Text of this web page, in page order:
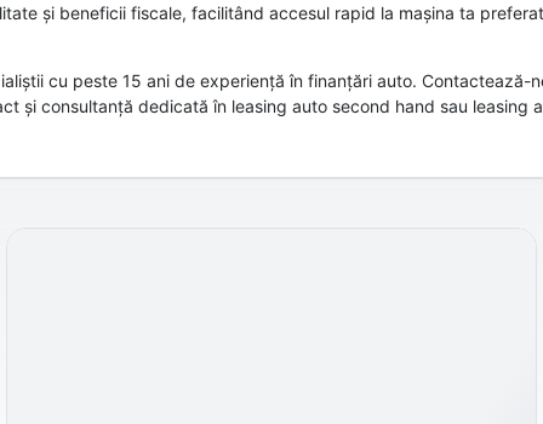
și beneficii fiscale, facilitând accesul rapid la mașina ta
cu peste 15 ani de experiență în finanțări auto. Contactează-
și consultanță dedicată în leasing auto second hand sau leasing